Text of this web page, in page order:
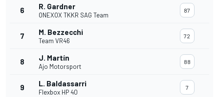
6 R. Gardner
ONEXOX TKKR SAG Team
87
7 M. Bezzecchi
Team VR46
72
8 J. Martín
Ajo Motorsport
88
9 L. Baldassarri
Flexbox HP 40
7